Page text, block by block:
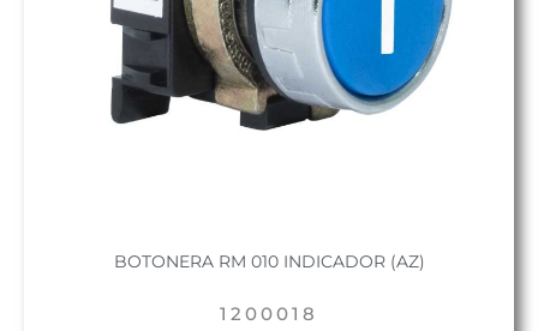
BOTONERA RM 010 INDICADOR (AZ)
1200018